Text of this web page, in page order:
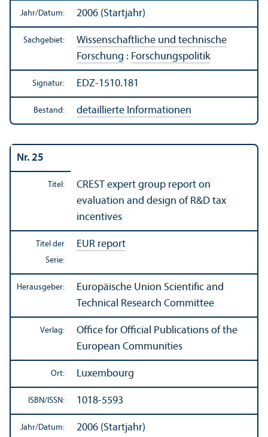
Jahr/Datum: 2006 (Startjahr)
Sachgebiet:
Wissenschaft­liche und technische
Forschung : Forschungs­politik
Signatur: EDZ-1510.181
Bestand: detaillierte Informationen
Nr. 25
Titel:
CREST expert group report on
evaluation and design of R&D tax
incentives
Titel der
Serie:
EUR report
Herausgeber:
Europäische Union Scientific and
Technical Research Committee
Verlag:
Office for Official Publications of the
European Communities
Ort: Luxembourg
ISBN/ISSN: 1018-5593
Jahr/Datum: 2006 (Startjahr)